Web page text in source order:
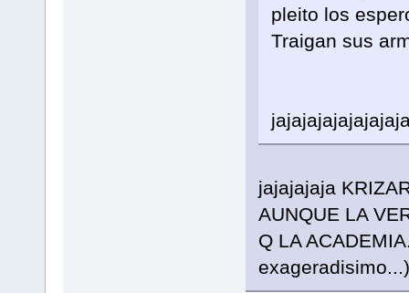
pleito los
Traigan sus
jajajajaja
AUNQUE LA
Q LA
exageradisimo...)